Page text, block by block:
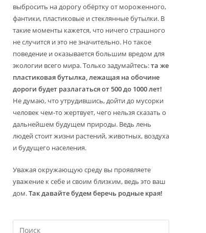
выбросить на дорогу обёртку от мороженного,
фантики, пластиковые и стеклянные бутылки. В
такие моменты кажется, что ничего страшного
не случится и это не значительно. Но такое
поведение и оказывается большим вредом для
экологии всего мира. Только задумайтесь:та же
пластиковая бутылка, лежащая на обочине
дороги будет разлагаться от 500 до 1000 лет!
Не думаю, что утрудившись, дойти до мусорки
человек чем-то жертвует, чего нельзя сказать о
дальнейшем будущем природы. Ведь лень
людей стоит жизни растений, животных, воздуха
и будущего населения.
Уважая окружающую среду вы проявляете
уважение к себе и своим близким, ведь это ваш
дом.Так давайте будем беречь родные края!